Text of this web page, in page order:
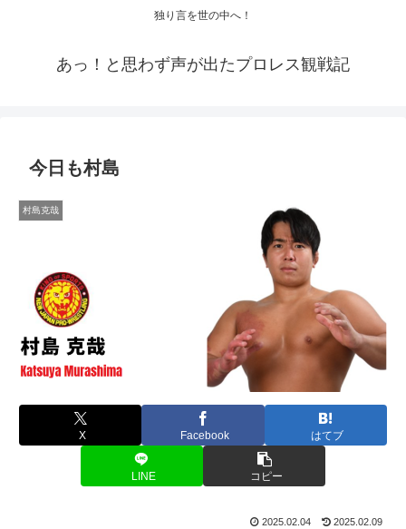
独り言を世の中へ！
あっ！と思わず声が出たプロレス観戦記
今日も村島
村島克哉
X Facebook はてブ
LINE コピー
2025.02.04 2025.02.09